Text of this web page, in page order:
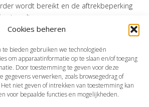
Cookies beheren
bieden gebruiken we technologieën
om apparaatinformatie op te slaan en/of toegang
Door toestemming te geven voor deze
gegevens verwerken, zoals browsegedrag of
Het niet geven of intrekken van toestemming kan
voor bepaalde functies en mogelijkheden.
wordt bereikt en de aftrekbeperking
treedt.
| besluit | nr. 2023-20692 Staatscourant